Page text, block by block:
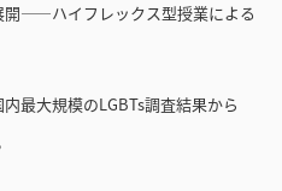
開――ハイフレックス型授業による
大規模のLGBTs調査結果から